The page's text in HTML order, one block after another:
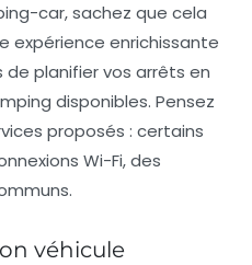
car, sachez que cela
expérience enrichissante
planifier vos arrêts en
disponibles. Pensez
proposés : certains
Wi-Fi, des
véhicule